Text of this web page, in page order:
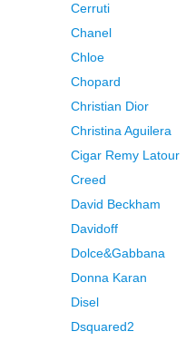
Cerruti
Chanel
Chloe
Chopard
Christian Dior
Christina Aguilera
Cigar Remy Latour
Creed
David Beckham
Davidoff
Dolce&Gabbana
Donna Karan
Disel
Dsquared2